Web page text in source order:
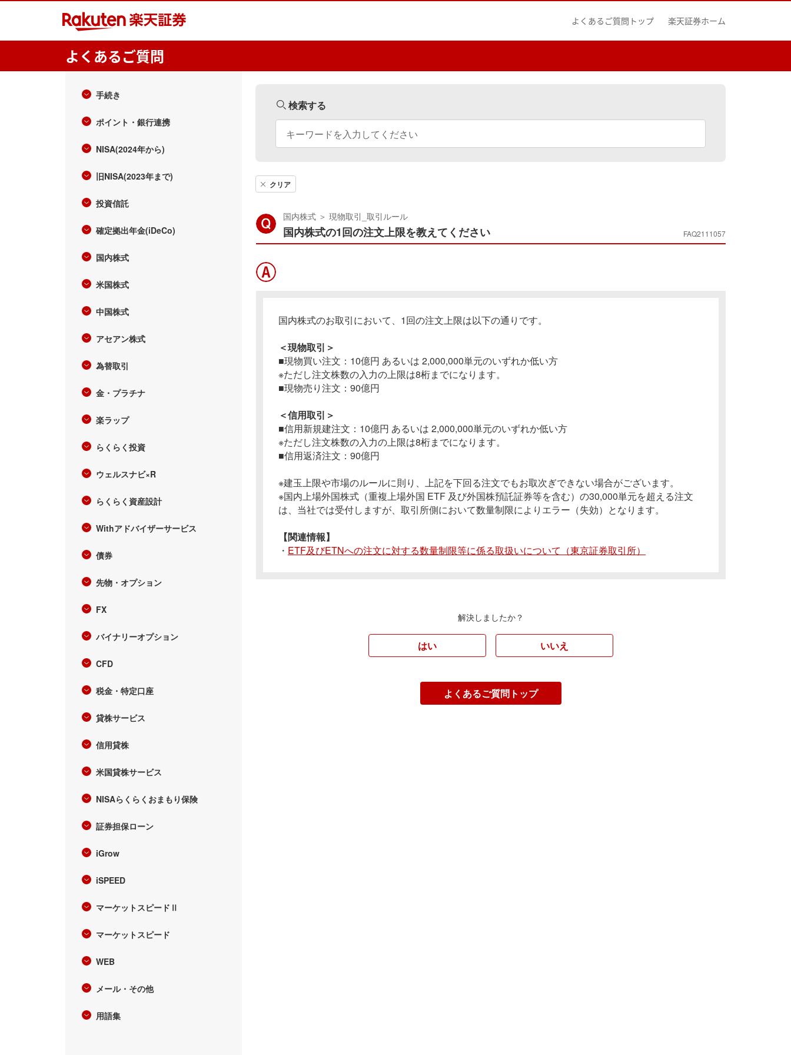
よくあるご質問トップ 楽天証券ホーム
よくあるご質問
手続き
ポイント・銀行連携
NISA(2024年から)
旧NISA(2023年まで)
投資信託
確定拠出年金(iDeCo)
国内株式
米国株式
中国株式
アセアン株式
為替取引
金・プラチナ
楽ラップ
らくらく投資
ウェルスナビ×R
らくらく資産設計
Withアドバイザーサービス
債券
先物・オプション
FX
バイナリーオプション
CFD
税金・特定口座
貸株サービス
信用貸株
米国貸株サービス
NISAらくらくおまもり保険
証券担保ローン
iGrow
iSPEED
マーケットスピードⅡ
マーケットスピード
WEB
メール・その他
用語集
検索する
クリア
国内株式 ＞ 現物取引_取引ルール
国内株式の1回の注文上限を教えてください FAQ2111057
国内株式のお取引において、1回の注文上限は以下の通りです。
＜現物取引＞
■現物買い注文：10億円 あるいは 2,000,000単元のいずれか低い方
※ただし注文株数の入力の上限は8桁までになります。
■現物売り注文：90億円
＜信用取引＞
■信用新規建注文：10億円 あるいは 2,000,000単元のいずれか低い方
※ただし注文株数の入力の上限は8桁までになります。
■信用返済注文：90億円
※建玉上限や市場のルールに則り、上記を下回る注文でもお取次ぎできない場合がございます。
※国内上場外国株式（重複上場外国 ETF 及び外国株預託証券等を含む）の30,000単元を超える注文
は、当社では受付しますが、取引所側において数量制限によりエラー（失効）となります。
【関連情報】
・ ETF及びETNへの注文に対する数量制限等に係る取扱いについて（東京証券取引所）
解決しましたか？
はい いいえ
よくあるご質問トップ